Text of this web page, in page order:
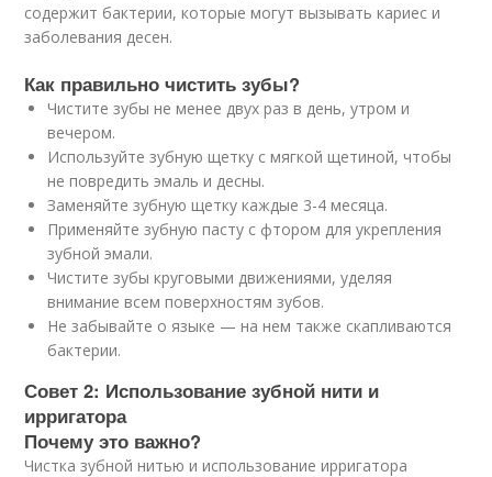
содержит бактерии, которые могут вызывать кариес и
заболевания десен.
Как правильно чистить зубы?
Чистите зубы не менее двух раз в день, утром и
вечером.
Используйте зубную щетку с мягкой щетиной, чтобы
не повредить эмаль и десны.
Заменяйте зубную щетку каждые 3-4 месяца.
Применяйте зубную пасту с фтором для укрепления
зубной эмали.
Чистите зубы круговыми движениями, уделяя
внимание всем поверхностям зубов.
Не забывайте о языке — на нем также скапливаются
бактерии.
Совет 2: Использование зубной нити и
ирригатора
Почему это важно?
Чистка зубной нитью и использование ирригатора